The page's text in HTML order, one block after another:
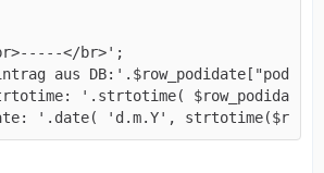
'.date( 'd.m.Y',